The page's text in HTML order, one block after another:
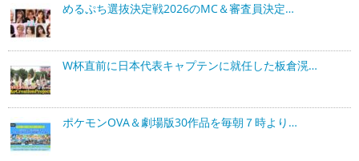
めるぷち選抜決定戦2026のMC＆審査員決定…
W杯直前に日本代表キャプテンに就任した板倉滉…
ポケモンOVA＆劇場版30作品を毎朝７時より…